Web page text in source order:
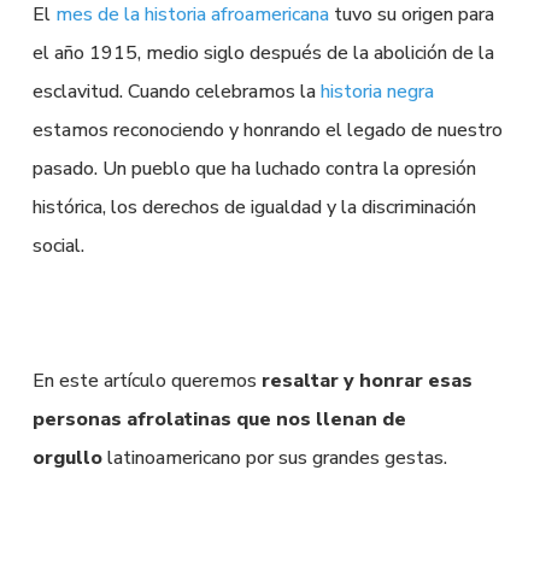
El mes de la historia afroamericanatuvo su origen para
el año 1915, medio siglo después de la abolición de la
esclavitud. Cuando celebramos lahistoria negra
estamos reconociendo y honrando el legado de nuestro
pasado. Un pueblo que ha luchado contra la opresión
histórica, los derechos de igualdad y la discriminación
social.
En este artículo queremos resaltar y honrar esas
personas afrolatinas que nos llenan de
orgullolatinoamericano por sus grandes gestas.